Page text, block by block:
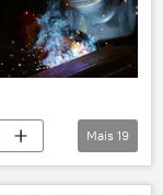
Mais 19